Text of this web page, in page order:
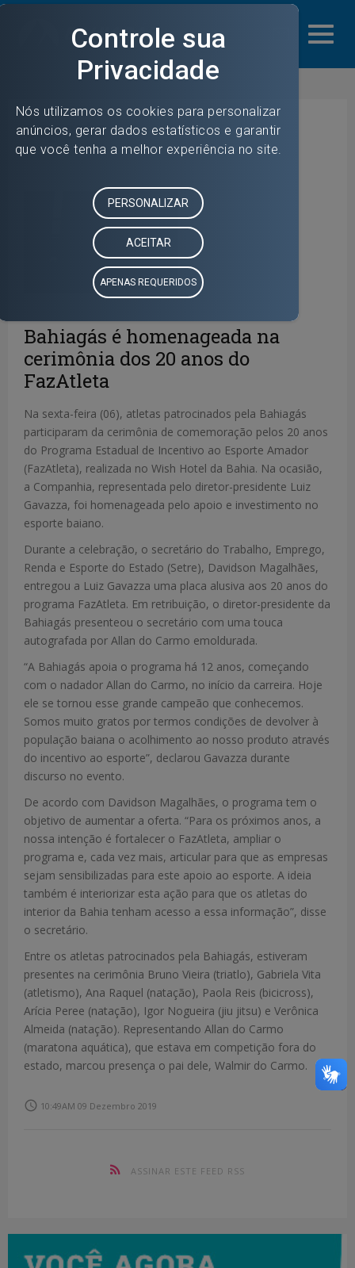
esporte
Bahiagás é homenageada na
cerimônia dos 20 anos do
FazAtleta
Na sexta-feira (06), atletas patrocinados pela Bahiagás
participaram da cerimônia de comemoração pelos 20 anos
do Programa Estadual de Incentivo ao Esporte Amador
(FazAtleta), realizada no Wish Hotel da Bahia. Na ocasião,
a Companhia, representada pelo diretor-presidente Luiz
Gavazza, foi homenageada pelo apoio e investimento no
esporte baiano.
Durante a celebração, o secretário do Trabalho, Emprego,
Renda e Esporte do Estado (Setre), Davidson Magalhães,
entregou a Luiz Gavazza uma placa alusiva aos 20 anos do
programa FazAtleta. Em retribuição, o diretor-presidente da
Bahiagás presenteou o secretário com uma touca
autografada por Allan do Carmo emoldurada.
“A Bahiagás apoia o programa há 12 anos, começando
com o nadador Allan do Carmo, no início da carreira. Hoje
ele se tornou esse grande campeão que conhecemos.
Somos muito gratos por termos condições de devolver à
população baiana o acolhimento ao nosso produto através
do incentivo ao esporte”, declarou Gavazza durante
discurso no evento.
De acordo com Davidson Magalhães, o programa tem o
objetivo de aumentar a oferta. “Para os próximos anos, a
nossa intenção é fortalecer o FazAtleta, ampliar o
programa e, cada vez mais, articular para que as empresas
sejam sensibilizadas para este apoio ao esporte. A ideia
também é interiorizar esta ação para que os atletas do
interior da Bahia tenham acesso a essa informação”, disse
o secretário.
Entre os atletas patrocinados pela Bahiagás, estiveram
presentes na cerimônia Bruno Vieira (triatlo), Gabriela Vita
(atletismo), Ana Raquel (natação), Paola Reis (bicicross),
Arícia Peree (natação), Igor Nogueira (jiu jitsu) e Verônica
Almeida (natação). Representando Allan do Carmo
(maratona aquática), que estava em competição fora do
estado, marcou presença o pai dele, Walmir do Carmo.
access_time 10:49AM 09 Dezembro 2019
ASSINAR ESTE FEED RSS